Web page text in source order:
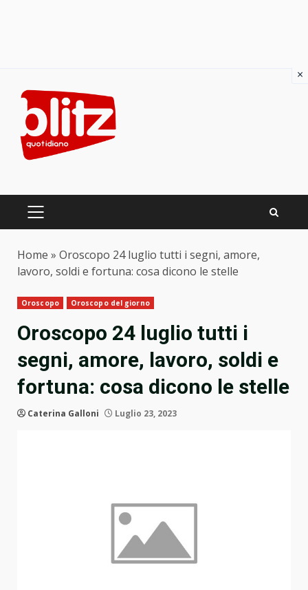
content
PRIMARY
Home » Oroscopo 24 luglio tutti i segni, amore,
lavoro, soldi e fortuna: cosa dicono le stelle
Oroscopo Oroscopo del giorno
Oroscopo 24 luglio tutti i
segni, amore, lavoro, soldi e
fortuna: cosa dicono le stelle
Caterina Galloni Luglio 23, 2023
×